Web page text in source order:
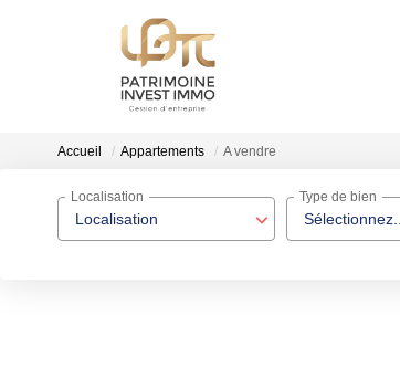
Accueil Appartements A vendre
Localisation
Localisation
Sélectionnez...
Type de bien